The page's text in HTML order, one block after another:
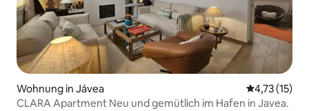
Wohnung in Jávea
4,73 (15)
CLARA Apartment Neu und gemütlich im Hafen in Javea.